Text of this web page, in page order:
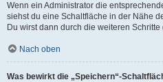
Wenn ein Administrator die
siehst du eine Schaltfläche in der Nähe
Du wirst dann durch die weiteren Schritte
Nach oben
Was bewirkt die „Speichern“-